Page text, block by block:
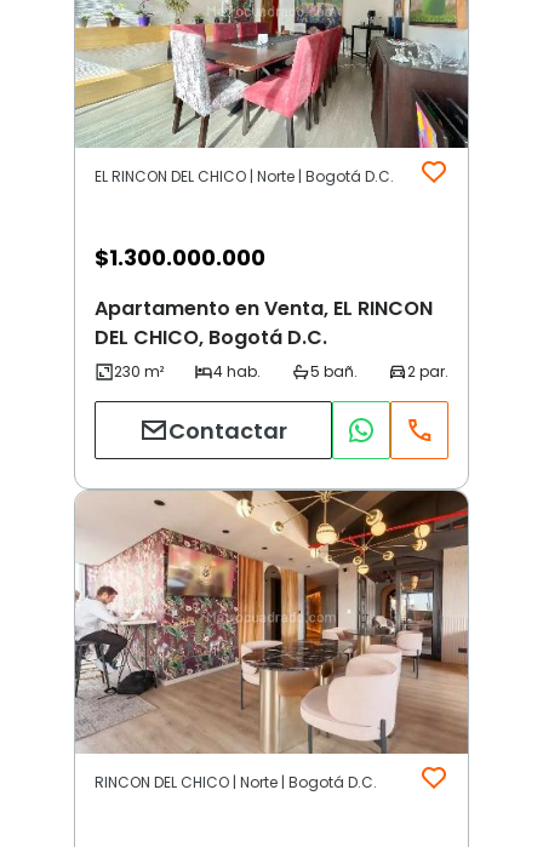
EL RINCON DEL CHICO | Norte | Bogotá D.C.
$1.300.000.000
Apartamento en Venta, EL RINCON
DEL CHICO, Bogotá D.C.
Contactar
RINCON DEL CHICO | Norte | Bogotá D.C.